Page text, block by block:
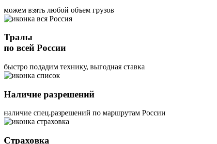
можем взять любой объем грузов
Тралы
по всей России
быстро подадим технику, выгодная ставка
Наличие разрешений
наличие спец.разрешений по маршрутам России
Страховка